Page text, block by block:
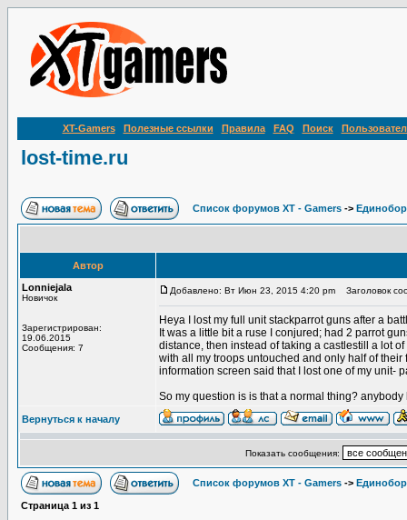
XT-Gamers Полезные ссылки Правила FAQ Поиск
lost-time.ru
Список форумов XT - Gamers ->
Автор
Lonniejala
Новичок
Зарегистрирован:
19.06.2015
Сообщения: 7
Добавлено: Вт Июн 23, 2015 4:20 pm Заголовок
Heya I lost my full unit stackparrot guns after a
It was a little bit a ruse I conjured; had 2 parrot
distance, then instead of taking a castlestill a lot
with all my troops untouched and only half of
information screen said that I lost one of my unit-
So my question is is that a normal thing? anybody
Вернуться к началу
Показать сообщения:
Список форумов XT - Gamers ->
Страница 1 из 1